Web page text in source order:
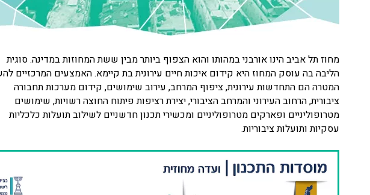
מחוז תל אביב הינו אורבני במהותו והוא הצפוף ביותר מבין ששת המחוזות במדינה. סוגית
הליבה בה עוסק המחוז היא קידום איכות חיים עירונית בת קיימא. האמצעים המרכזיים
המטרה הם התחדשות עירונית, ציפוף המרחב, עירוב שימושים, קידום מערכות תחבורה
ציבורית, הרחוב העירוני והמרחב הציבורי, יצירת רציפות פיתוח החוצה רשויות, שימושים
מטרופוליניים ופארקים מטרופוליניים ומכשירי תכנון חדשניים לשילוב תועלות כלכליות
עסקיות ותועלות ציבוריות.